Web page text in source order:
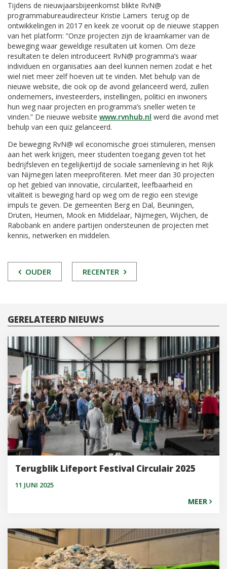
Tijdens de nieuwjaarsbijeenkomst blikte RvN@
programmabureaudirecteur Kristie Lamers terug op de
ontwikkelingen in 2017 en keek ze vooruit op de nieuwe stappen
van het platform: ”Onze projecten zijn de kraamkamer van de
beweging waar geweldige resultaten uit komen. Om deze
resultaten te delen introduceert RvN@ programma’s waar
individuen en organisaties aan deel kunnen nemen zodat e het
wiel niet meer zelf hoeven uit te vinden. Met behulp van de
nieuwe website, die ook op de avond gelanceerd werd, zullen
ondernemers, investeerders, instellingen, politici en inwoners
hun weg naar projecten en programma’s sneller weten te
vinden.” De nieuwe website www.rvnhub.nl werd die avond met
behulp van een quiz gelanceerd.
De beweging RvN@ wil economische groei stimuleren, mensen
aan het werk krijgen, meer studenten toegang geven tot het
bedrijfsleven en tegelijkertijd de sociale samenleving in het Rijk
van Nijmegen laten meeprofiteren. Met meer dan 30 projecten
op het gebied van innovatie, circulariteit, leefbaarheid en
vitaliteit is beweging hard op weg om de regio een stevige
impuls te geven. De gemeenten Berg en Dal, Beuningen,
Druten, Heumen, Mook en Middelaar, Nijmegen, Wijchen, de
Rabobank en andere partijen ondersteunen de projecten met
kennis, netwerken en middelen.
POST
OUDER RECENTER
GERELATEERD NIEUWS
Terugblik Lifeport Festival Circulair 2025
11 JUNI 2025
MEER